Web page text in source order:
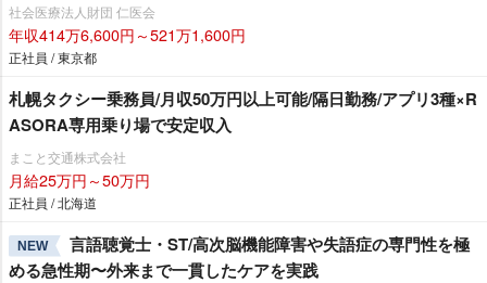
社会医療法人財団 仁医会
年収414万6,600円～521万1,600円
正社員 / 東京都
札幌タクシー乗務員/月収50万円以上可能/隔日勤務/アプリ3種×R
ASORA専用乗り場で安定収入
まこと交通株式会社
月給25万円～50万円
正社員 / 北海道
NEW
言語聴覚士・ST/高次脳機能障害や失語症の専門性を極
める急性期〜外来まで一貫したケアを実践